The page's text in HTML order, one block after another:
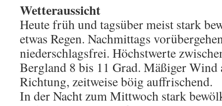
Wetteraussicht
Heute früh und tagsüber meist stark
etwas Regen. Nachmittags
niederschlagsfrei. Höchstwerte
Bergland 8 bis 11 Grad. Mäßiger Wind
Richtung, zeitweise böig auffrischend.
In der Nacht zum Mittwoch stark